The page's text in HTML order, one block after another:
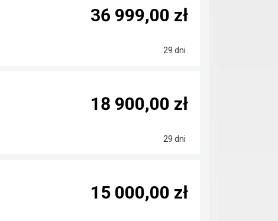
29 dni
36 999,00 zł
29 dni
18 900,00 zł
15 000,00 zł